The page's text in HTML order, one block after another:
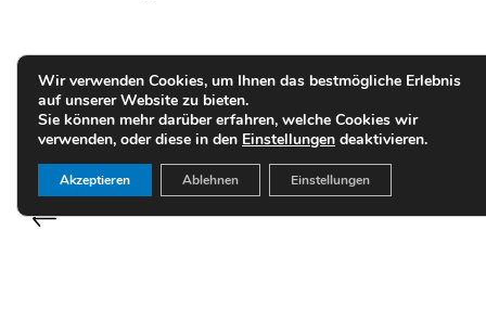
Wir verwenden Cookies, um Ihnen das bestmögliche Erlebnis
auf unserer Website zu bieten.
Sie können mehr darüber erfahren, welche Cookies wir
verwenden, oder diese in den Einstellungen deaktivieren.
Akzeptieren Ablehnen Einstellungen